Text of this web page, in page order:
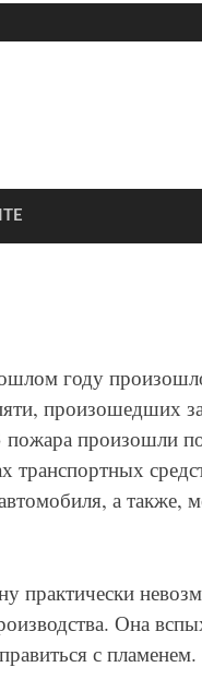
году
произошедших
пожара произошли
транспортных
а также,
практически
Она
с пламенем.